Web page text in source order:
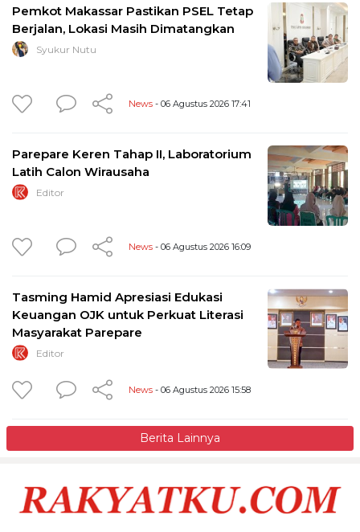
Pemkot Makassar Pastikan PSEL Tetap
Berjalan, Lokasi Masih Dimatangkan
Syukur Nutu
News - 06 Agustus 2026 17:41
Parepare Keren Tahap II, Laboratorium
Latih Calon Wirausaha
Editor
News - 06 Agustus 2026 16:09
Tasming Hamid Apresiasi Edukasi
Keuangan OJK untuk Perkuat Literasi
Masyarakat Parepare
Editor
News - 06 Agustus 2026 15:58
Berita Lainnya